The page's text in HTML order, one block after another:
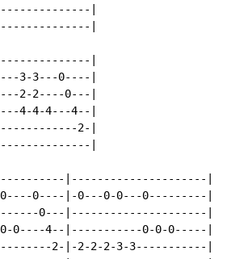
|
|
|
3-3---0----|
2-2----0---|
4-4-4---4--|
2-|
|
|---------------------|
0----|-0---0-0---0---------|
0---|---------------------|
0----4--|-----------0-0-0-----|
2-|-2-2-2-3-3-----------|